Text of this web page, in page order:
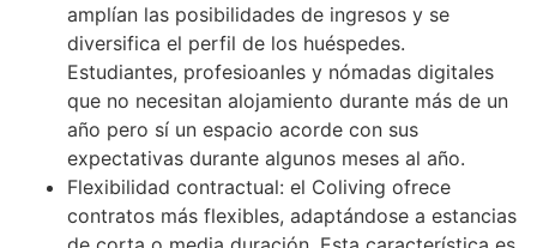
amplían las posibilidades de ingresos y se
diversifica el perfil de los huéspedes.
Estudiantes, profesioanles y nómadas digitales
que no necesitan alojamiento durante más de un
año pero sí un espacio acorde con sus
expectativas durante algunos meses al año.
Flexibilidad contractual: el Coliving ofrece
contratos más flexibles, adaptándose a estancias